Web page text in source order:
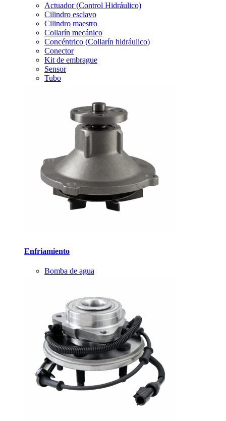
Actuador (Control Hidráulico)
Cilindro esclavo
Cilindro maestro
Collarín mecánico
Concéntrico (Collarín hidráulico)
Conector
Kit de embrague
Sensor
Tubo
Enfriamiento
Bomba de agua